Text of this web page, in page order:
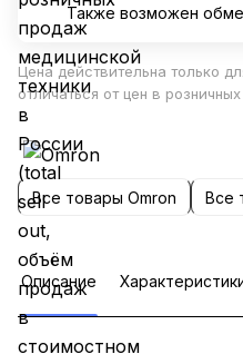
Также возможен
Цена действительна только
отличаться от цен в
Все товары Omron Все
Описание